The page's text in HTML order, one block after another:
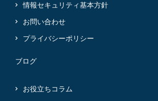
情報セキュリティ基本方針
お問い合わせ
プライバシーポリシー
ブログ
お役立ちコラム